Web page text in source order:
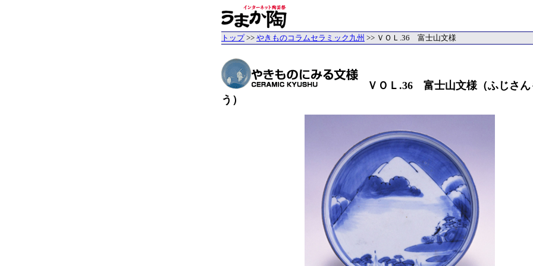
トップ>> やきものコラムセラミック九州 >> ＶＯＬ.36 富士山文様
ＶＯＬ.36 富士山文様（ふじさん
う）